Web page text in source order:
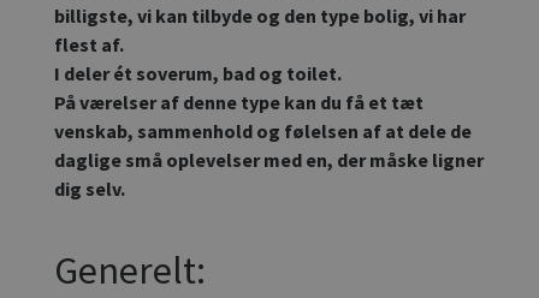
billigste, vi kan tilbyde og den type bolig, vi har
flest af.
I deler ét soverum, bad og toilet.
På værelser af denne type kan du få et tæt
venskab, sammenhold og følelsen af at dele de
daglige små oplevelser med en, der måske ligner
dig selv.
Generelt: